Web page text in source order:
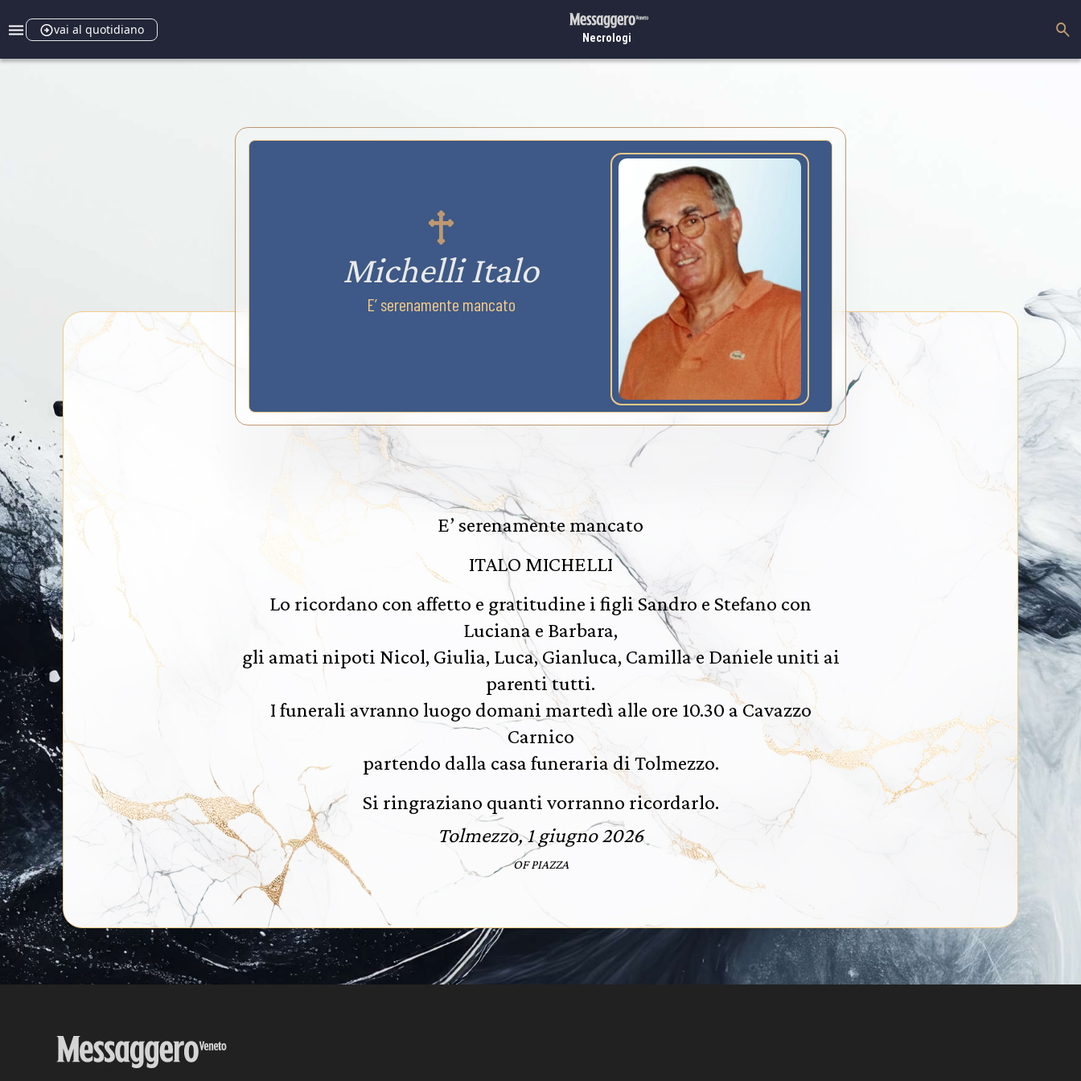
vai al quotidiano
Necrologi
Michelli Italo
E’ serenamente mancato
E’ serenamente mancato
ITALO MICHELLI
Lo ricordano con affetto e gratitudine i figli Sandro e Stefano con
Luciana e Barbara,
gli amati nipoti Nicol, Giulia, Luca, Gianluca, Camilla e Daniele uniti ai
parenti tutti.
I funerali avranno luogo domani martedì alle ore 10.30 a Cavazzo
Carnico
partendo dalla casa funeraria di Tolmezzo.
Si ringraziano quanti vorranno ricordarlo.
Tolmezzo, 1 giugno 2026
OF PIAZZA